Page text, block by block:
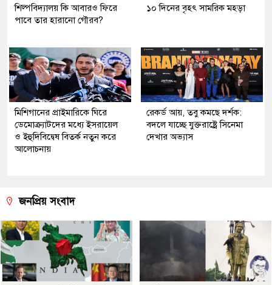
শিল্পবিদ্যালয় কি আবারও ফিরে
পাবে তার হারানো গৌরব?
১০ দিনের বৃহৎ সামরিক মহড়া
মিশিগানের প্রাইমারিকে ঘিরে
ডেমোক্র্যাটদের মধ্যে ইসরায়েল
ও ইহুদিবিদ্বেষ বিতর্ক নতুন করে
আলোচনায়
রেকর্ড আয়, তবু কমছে দর্শক:
বদলে যাচ্ছে যুক্তরাষ্ট্রে সিনেমা
দেখার অভ্যাস
জনপ্রিয় সংবাদ